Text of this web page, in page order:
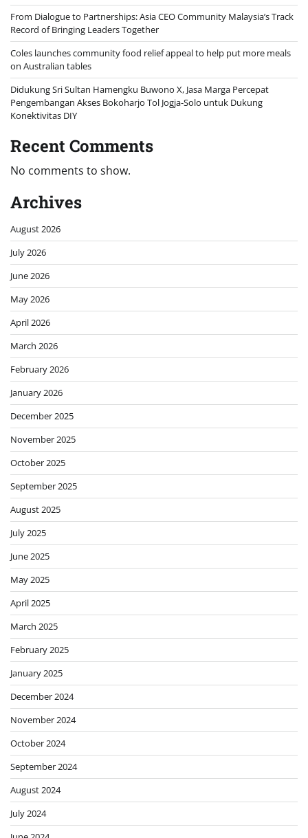
From Dialogue to Partnerships: Asia CEO Community Malaysia’s Track
Record of Bringing Leaders Together
Coles launches community food relief appeal to help put more meals
on Australian tables
Didukung Sri Sultan Hamengku Buwono X, Jasa Marga Percepat
Pengembangan Akses Bokoharjo Tol Jogja-Solo untuk Dukung
Konektivitas DIY
Recent Comments
No comments to show.
Archives
August 2026
July 2026
June 2026
May 2026
April 2026
March 2026
February 2026
January 2026
December 2025
November 2025
October 2025
September 2025
August 2025
July 2025
June 2025
May 2025
April 2025
March 2025
February 2025
January 2025
December 2024
November 2024
October 2024
September 2024
August 2024
July 2024